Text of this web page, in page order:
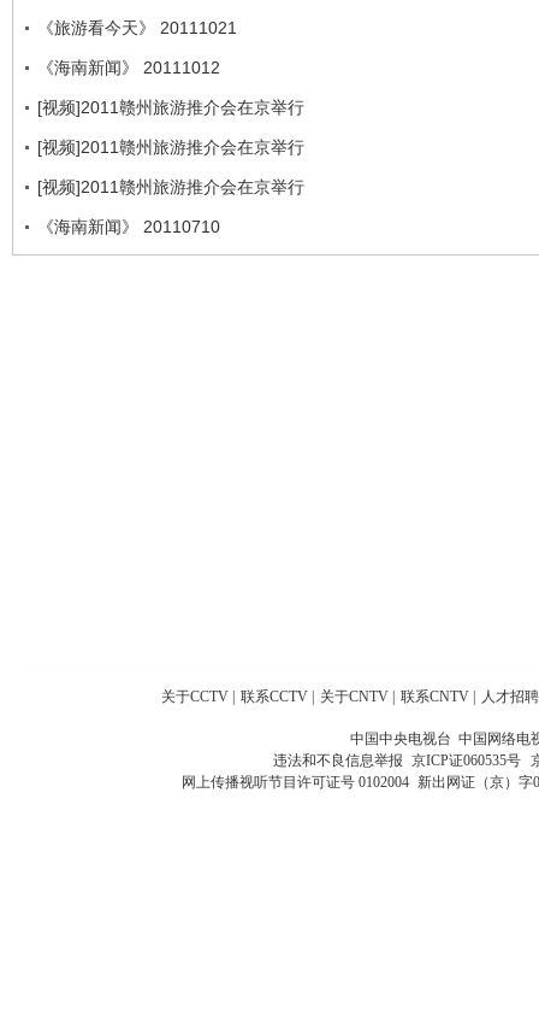
《旅游看今天》 20111021
《海南新闻》 20111012
[视频]2011赣州旅游推介会在京举行
[视频]2011赣州旅游推介会在京举行
[视频]2011赣州旅游推介会在京举行
《海南新闻》 20110710
关于CCTV 联系CCTV 关于CNTV 联系CNTV 人才招聘
中国中央电视台 中国网络电
违法和不良信息举报 京ICP证060535号
网上传播视听节目许可证号 0102004 新出网证（京）